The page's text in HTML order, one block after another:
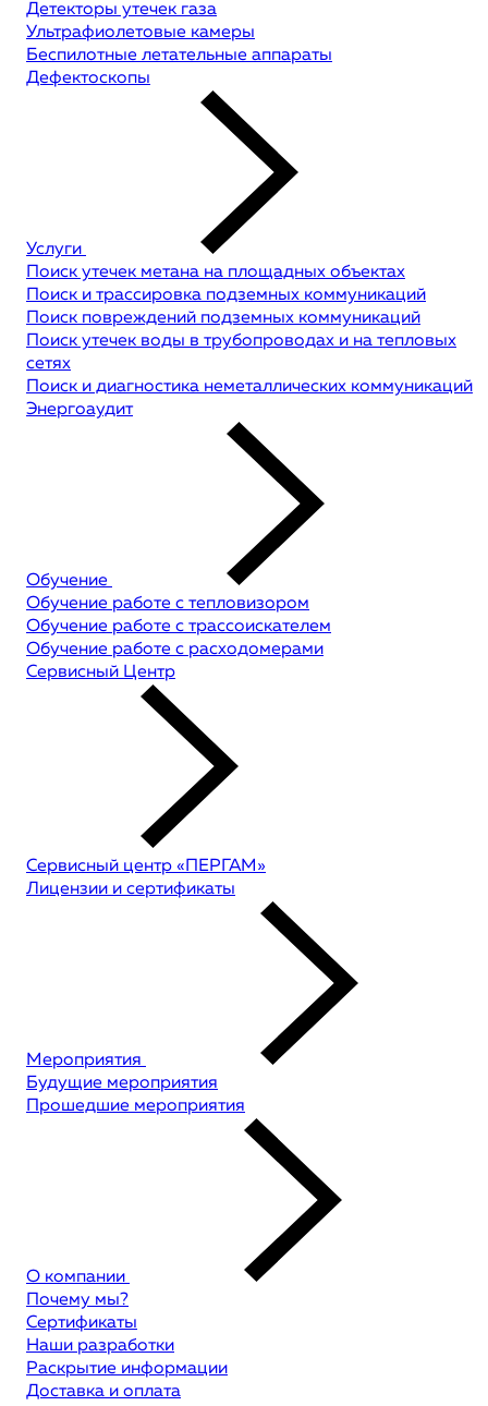
Детекторы утечек газа
Ультрафиолетовые камеры
Беспилотные летательные аппараты
Дефектоскопы
Услуги
Поиск утечек метана на площадных объектах
Поиск и трассировка подземных коммуникаций
Поиск повреждений подземных коммуникаций
Поиск утечек воды в трубопроводах и на тепловых
сетях
Поиск и диагностика неметаллических коммуникаций
Энергоаудит
Обучение
Обучение работе с тепловизором
Обучение работе с трассоискателем
Обучение работе с расходомерами
Сервисный Центр
Сервисный центр «ПЕРГАМ»
Лицензии и сертификаты
Мероприятия
Будущие мероприятия
Прошедшие мероприятия
О компании
Почему мы?
Сертификаты
Наши разработки
Раскрытие информации
Доставка и оплата